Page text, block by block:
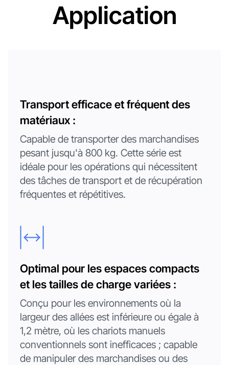
Application
Transport efficace et fréquent des
matériaux :
Capable de transporter des marchandises
pesant jusqu'à 800 kg. Cette série est
idéale pour les opérations qui nécessitent
des tâches de transport et de récupération
fréquentes et répétitives.
Optimal pour les espaces compacts
et les tailles de charge variées :
Conçu pour les environnements où la
largeur des allées est inférieure ou égale à
1,2 mètre, où les chariots manuels
conventionnels sont inefficaces ; capable
de manipuler des marchandises ou des